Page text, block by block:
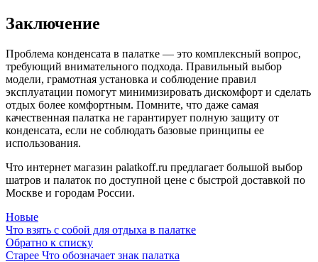
Заключение
Проблема конденсата в палатке — это комплексный вопрос,
требующий внимательного подхода. Правильный выбор
модели, грамотная установка и соблюдение правил
эксплуатации помогут минимизировать дискомфорт и сделать
отдых более комфортным. Помните, что даже самая
качественная палатка не гарантирует полную защиту от
конденсата, если не соблюдать базовые принципы ее
использования.
Что интернет магазин palatkoff.ru предлагает большой выбор
шатров и палаток по доступной цене с быстрой доставкой по
Москве и городам России.
Новые
Что взять с собой для отдыха в палатке
Обратно к списку
Старее Что обозначает знак палатка